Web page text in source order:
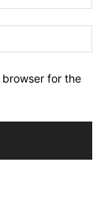
browser for the